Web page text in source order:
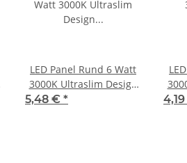
LED Panel Rund 6 Watt
3000K Ultraslim Design
Deckenleuchte Einbau
5,48 € *